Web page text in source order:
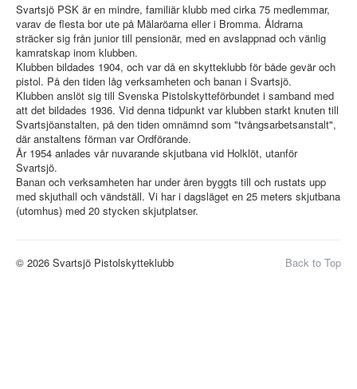
Svartsjö PSK är en mindre, familiär klubb med cirka 75 medlemmar,
varav de flesta bor ute på Mälaröarna eller i Bromma. Åldrarna
sträcker sig från junior till pensionär, med en avslappnad och vänlig
kamratskap inom klubben.
Klubben bildades 1904, och var då en skytteklubb för både gevär och
pistol. På den tiden låg verksamheten och banan i Svartsjö.
Klubben anslöt sig till Svenska Pistolskytteförbundet i samband med
att det bildades 1936. Vid denna tidpunkt var klubben starkt knuten till
Svartsjöanstalten, på den tiden omnämnd som "tvångsarbetsanstalt",
där anstaltens förman var Ordförande.
År 1954 anlades vår nuvarande skjutbana vid Holklöt, utanför
Svartsjö.
Banan och verksamheten har under åren byggts till och rustats upp
med skjuthall och vändställ. Vi har i dagsläget en 25 meters skjutbana
(utomhus) med 20 stycken skjutplatser.
Back to Top
© 2026 Svartsjö Pistolskytteklubb